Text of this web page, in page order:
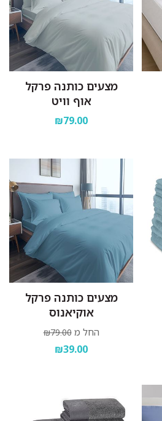
מצעים כותנה פרקל
אוף וויט
₪79.00
מצעים כותנה פרקל
אוקיאנוס
החל מ ₪79.00
₪39.00